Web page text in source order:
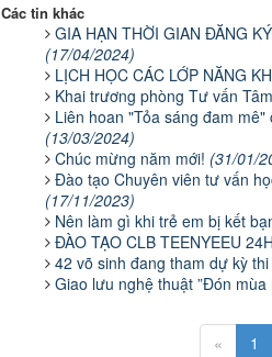
Các tin khác
GIA HẠN THỜI GIAN ĐĂNG
(17/04/2024)
LỊCH HỌC CÁC LỚP NĂNG
Khai trương phòng Tư vấn
Liên hoan "Tỏa sáng đam
(13/03/2024)
Chúc mừng năm mới! (31/01/
Đào tạo Chuyên viên tư vấn
(17/11/2023)
Nên làm gì khi trẻ em bị kết
ĐÀO TẠO CLB TEENYEEU
42 võ sinh đang tham dự kỳ
Giao lưu nghệ thuật ”Đón mùa
« 1